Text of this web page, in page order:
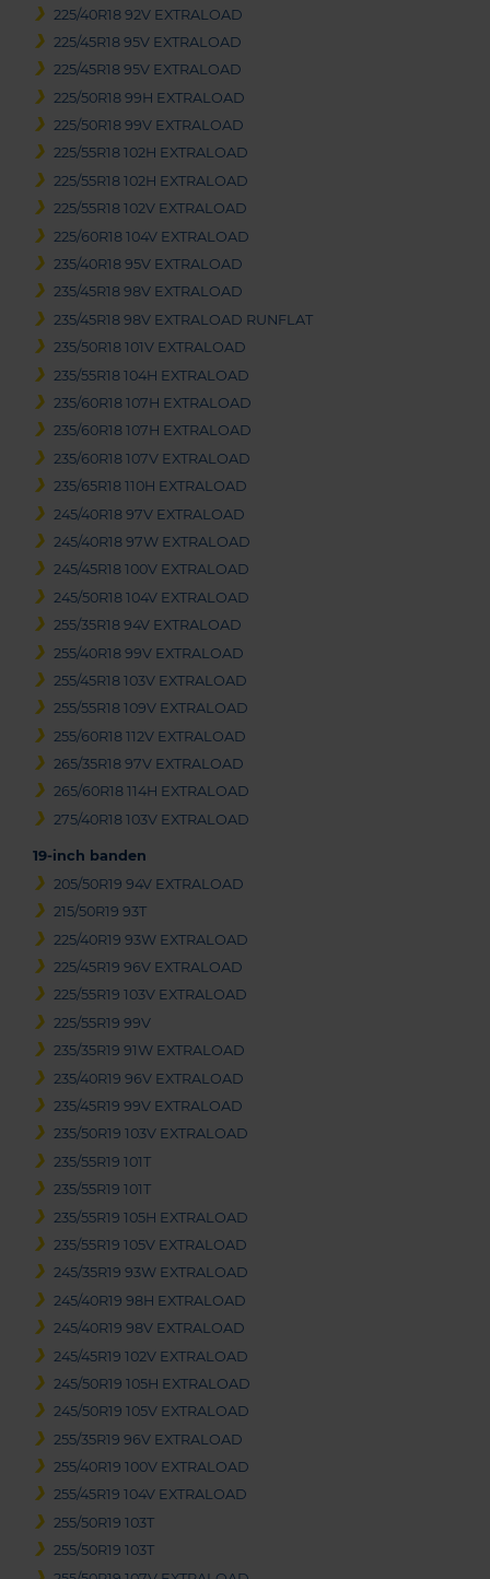
225/40R18 92V EXTRALOAD
225/45R18 95V EXTRALOAD
225/45R18 95V EXTRALOAD
225/50R18 99H EXTRALOAD
225/50R18 99V EXTRALOAD
225/55R18 102H EXTRALOAD
225/55R18 102H EXTRALOAD
225/55R18 102V EXTRALOAD
225/60R18 104V EXTRALOAD
235/40R18 95V EXTRALOAD
235/45R18 98V EXTRALOAD
235/45R18 98V EXTRALOAD RUNFLAT
235/50R18 101V EXTRALOAD
235/55R18 104H EXTRALOAD
235/60R18 107H EXTRALOAD
235/60R18 107H EXTRALOAD
235/60R18 107V EXTRALOAD
235/65R18 110H EXTRALOAD
245/40R18 97V EXTRALOAD
245/40R18 97W EXTRALOAD
245/45R18 100V EXTRALOAD
245/50R18 104V EXTRALOAD
255/35R18 94V EXTRALOAD
255/40R18 99V EXTRALOAD
255/45R18 103V EXTRALOAD
255/55R18 109V EXTRALOAD
255/60R18 112V EXTRALOAD
265/35R18 97V EXTRALOAD
265/60R18 114H EXTRALOAD
275/40R18 103V EXTRALOAD
19-inch banden
205/50R19 94V EXTRALOAD
215/50R19 93T
225/40R19 93W EXTRALOAD
225/45R19 96V EXTRALOAD
225/55R19 103V EXTRALOAD
225/55R19 99V
235/35R19 91W EXTRALOAD
235/40R19 96V EXTRALOAD
235/45R19 99V EXTRALOAD
235/50R19 103V EXTRALOAD
235/55R19 101T
235/55R19 101T
235/55R19 105H EXTRALOAD
235/55R19 105V EXTRALOAD
245/35R19 93W EXTRALOAD
245/40R19 98H EXTRALOAD
245/40R19 98V EXTRALOAD
245/45R19 102V EXTRALOAD
245/50R19 105H EXTRALOAD
245/50R19 105V EXTRALOAD
255/35R19 96V EXTRALOAD
255/40R19 100V EXTRALOAD
255/45R19 104V EXTRALOAD
255/50R19 103T
255/50R19 103T